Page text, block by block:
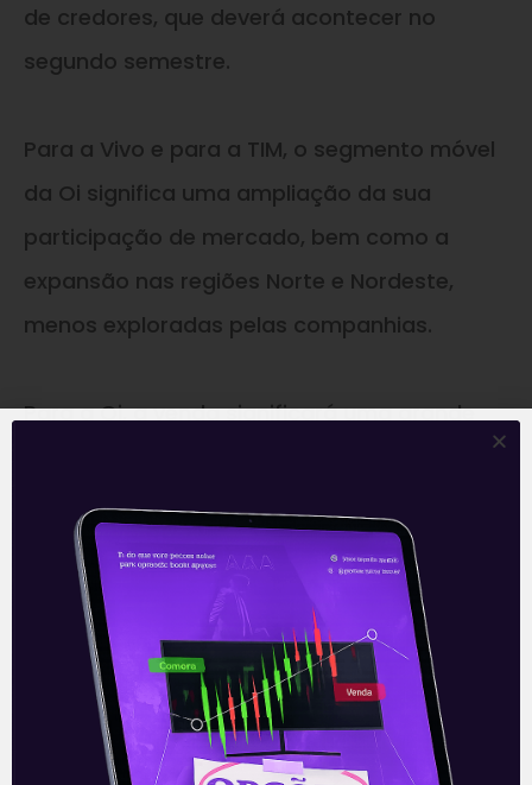
de credores, que deverá acontecer no
segundo semestre.
Para a Vivo e para a TIM, o segmento móvel
da Oi significa uma ampliação da sua
participação de mercado, bem como a
expansão nas regiões Norte e Nordeste,
menos exploradas pelas companhias.
Para a Oi, a venda significará uma grande
investimentos no segmento de fibra ótica,
que é a peça chave e grande aposta da
companhia para voltar a ser competitiva.
* Este conteúdo faz parte do nosso boletim